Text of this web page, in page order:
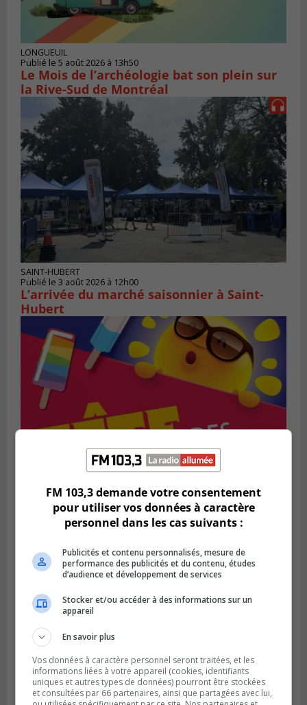
LONGUEUIL
Publié le 5 août 2026 à 13h50
Le Mois de l’archéologie bat son plein sur
la Rive-Sud de Montréal
SAINT-HUBERT
Publié le 3 août 2026 à 12h00
L’arrivée du marché saisonnier à Saint-
Hubert
SAINT-BRUNO-DE-MONTARVILLE
Publié le 2 août 2026 à 08h06
La Fête des parcs est de retour à Saint-
FM 103,3 demande votre consentement
pour utiliser vos données à caractère
personnel dans les cas suivants :
Publicités et contenu personnalisés, mesure de
performance des publicités et du contenu, études
d’audience et développement de services
Stocker et/ou accéder à des informations sur un
appareil
En savoir plus
Vos données à caractère personnel seront traitées, et les
informations liées à votre appareil (cookies, identifiants
uniques et autres types de données) pourront être stockées
et consultées par 66 partenaires, ainsi que partagées avec lui,